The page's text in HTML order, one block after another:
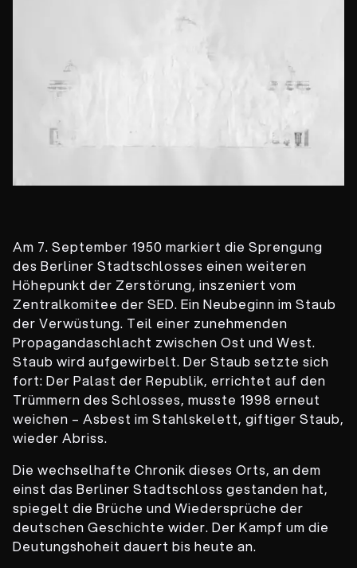
Am 7. September 1950 markiert die Sprengung
des Berliner Stadtschlosses einen weiteren
Höhepunkt der Zerstörung, inszeniert vom
Zentralkomitee der SED. Ein Neubeginn im Staub
der Verwüstung. Teil einer zunehmenden
Propagandaschlacht zwischen Ost und West.
Staub wird aufgewirbelt. Der Staub setzte sich
fort: Der Palast der Republik, errichtet auf den
Trümmern des Schlosses, musste 1998 erneut
weichen – Asbest im Stahlskelett, giftiger Staub,
wieder Abriss.
Die wechselhafte Chronik dieses Orts, an dem
einst das Berliner Stadtschloss gestanden hat,
spiegelt die Brüche und Wiedersprüche der
deutschen Geschichte wider. Der Kampf um die
Deutungshoheit dauert bis heute an.